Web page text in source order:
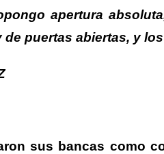
apertura
puertas abiertas, y
sus bancas como